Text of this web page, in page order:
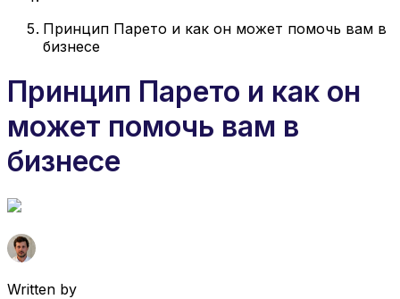
Принцип Парето и как он может помочь вам в
бизнесе
Принцип Парето и как он
может помочь вам в
бизнесе
Written by